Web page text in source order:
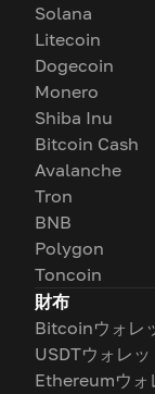
Solana
Litecoin
Dogecoin
Monero
Shiba Inu
Bitcoin Cash
Avalanche
Tron
BNB
Polygon
Toncoin
財布
Bitcoinウォレ
USDTウォレッ
Ethereumウォ